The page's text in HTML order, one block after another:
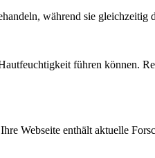
während sie gleichzeitig
führen können.
Webseite enthält aktuelle